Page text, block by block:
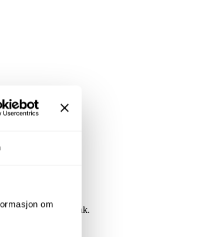
om
lys, både foran og bak.